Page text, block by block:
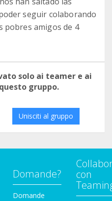
seguir colaborando
pobres amigos de 4
solo ai teamer e ai
gruppo.
Unisciti al gruppo
Domande?
Domande
con